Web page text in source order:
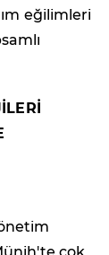
eğilimleri
çok